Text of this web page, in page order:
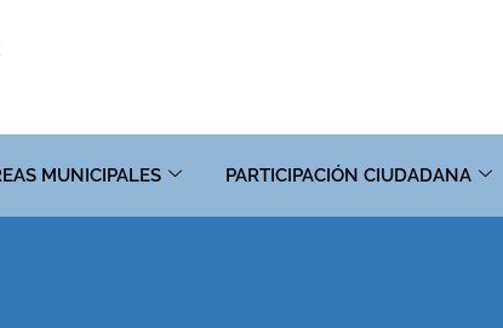
MUNICIPALES PARTICIPACIÓN CIUDADANA